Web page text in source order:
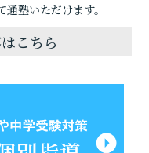
塾いただけます。
こちら